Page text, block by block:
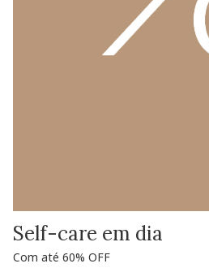
Self-care em dia
Com até 60% OFF